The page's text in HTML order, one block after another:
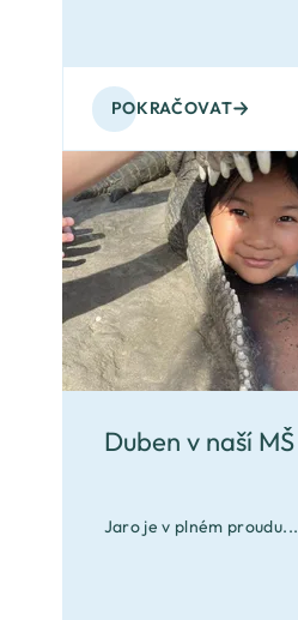
POKRAČOVAT
Duben v naší MŠ
Jaro je v plném proudu...